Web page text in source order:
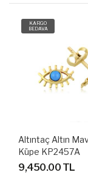
KARGO
BEDAVA
Altıntaç Altın
Küpe KP2457A
9,450.00 TL